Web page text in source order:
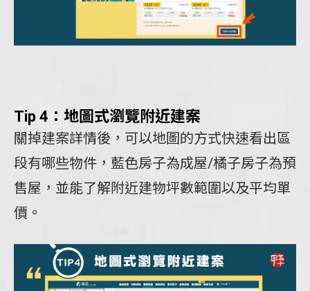
Tip 4：地圖式瀏覽附近建案
關掉建案詳情後，可以地圖的方式快速看出區
段有哪些物件，藍色房子為成屋/橘子房子為預
售屋，並能了解附近建物坪數範圍以及平均單
價。